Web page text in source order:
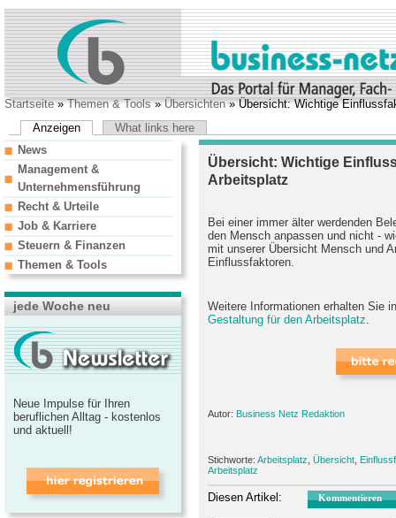
Startseite»Themen & Tools»Übersichten» Übersicht: Wichtige
Anzeigen
What links here
Übersicht: Wichtige
Arbeitsplatz
Bei einer immer älter werdenden
den Mensch anpassen und nicht -
mit unserer Übersicht Mensch und
Einflussfaktoren.
Weitere Informationen erhalten Sie
Gestaltung für den Arbeitsplatz
Autor: Business Netz Redaktion
Stichworte: Arbeitsplatz Übersicht
Arbeitsplatz
Diesen Artikel: Kommentieren
News
Management &
Unternehmensführung
Recht & Urteile
Job & Karriere
Steuern & Finanzen
Themen & Tools
jede Woche neu
Neue Impulse für Ihren
beruflichen Alltag - kostenlos
und aktuell!